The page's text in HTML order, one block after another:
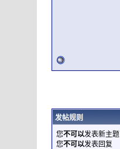
发帖规则
您不可以发表新主题
您不可以发表回复